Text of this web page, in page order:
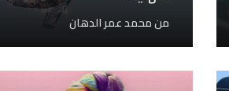
منمحمد عمر الدهان